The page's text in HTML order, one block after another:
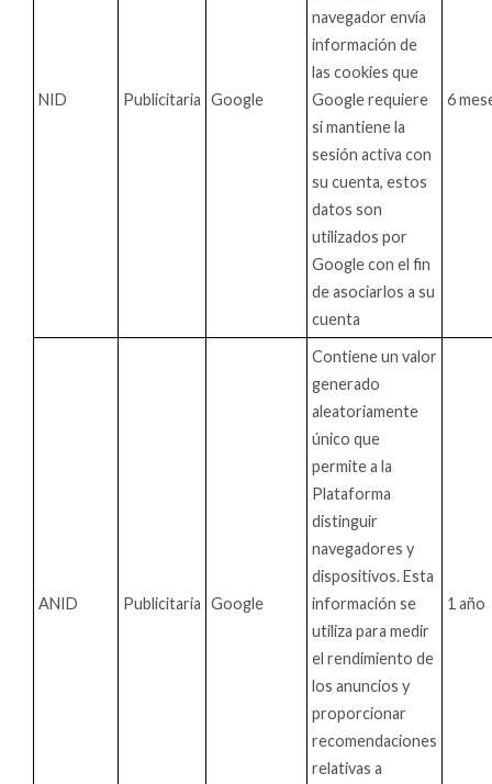
NID Publicitaria Google
navegador envía
información de
las cookies que
Google requiere
si mantiene la
sesión activa con
su cuenta, estos
datos son
utilizados por
Google con el fin
de asociarlos a su
cuenta
6
ANID Publicitaria Google
Contiene un valor
generado
aleatoriamente
único que
permite a la
Plataforma
distinguir
navegadores y
dispositivos. Esta
información se
utiliza para medir
el rendimiento de
los anuncios y
proporcionar
recomendaciones
relativas a
1 año